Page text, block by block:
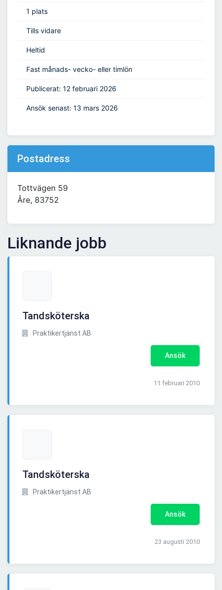
1 plats
Tills vidare
Heltid
Fast månads- vecko- eller timlön
Publicerat: 12 februari 2026
Ansök senast: 13 mars 2026
Postadress
Tottvägen 59
Åre, 83752
Liknande jobb
Tandsköterska
Praktikertjänst AB
Ansök
11 februari 2010
Tandsköterska
Praktikertjänst AB
Ansök
23 augusti 2010